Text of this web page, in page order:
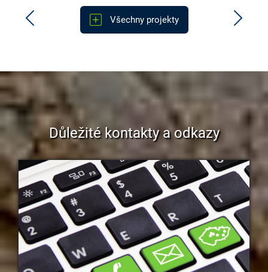
Všechny projekty
Důležité kontakty a odkazy